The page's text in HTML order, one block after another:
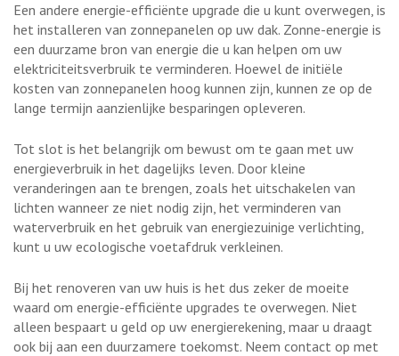
Een andere energie-efficiënte upgrade die u kunt overwegen, is
het installeren van zonnepanelen op uw dak. Zonne-energie is
een duurzame bron van energie die u kan helpen om uw
elektriciteitsverbruik te verminderen. Hoewel de initiële
kosten van zonnepanelen hoog kunnen zijn, kunnen ze op de
lange termijn aanzienlijke besparingen opleveren.
Tot slot is het belangrijk om bewust om te gaan met uw
energieverbruik in het dagelijks leven. Door kleine
veranderingen aan te brengen, zoals het uitschakelen van
lichten wanneer ze niet nodig zijn, het verminderen van
waterverbruik en het gebruik van energiezuinige verlichting,
kunt u uw ecologische voetafdruk verkleinen.
Bij het renoveren van uw huis is het dus zeker de moeite
waard om energie-efficiënte upgrades te overwegen. Niet
alleen bespaart u geld op uw energierekening, maar u draagt
ook bij aan een duurzamere toekomst. Neem contact op met